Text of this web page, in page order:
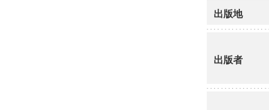
出版地
出版者